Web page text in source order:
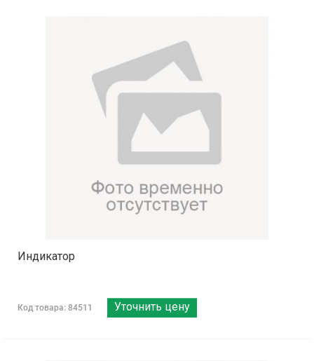
Индикатор
Код товара: 84511 Уточнить цену